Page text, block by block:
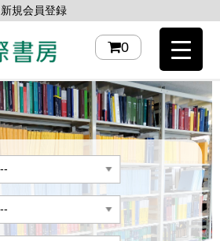
新規会員登録
0